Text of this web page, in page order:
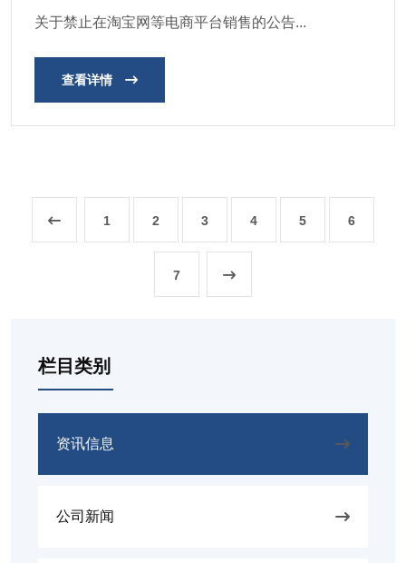
关于禁止在淘宝网等电商平台销售的公告...
查看详情
1 2 3 4 5 6
7
栏目类别
资讯信息
公司新闻